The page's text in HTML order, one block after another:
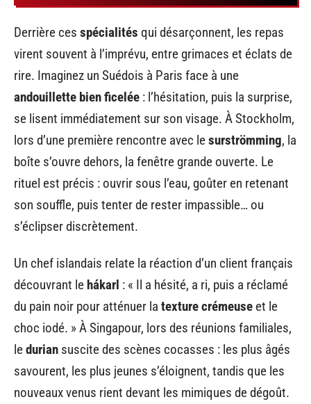
Derrière ces spécialités qui désarçonnent, les repas
virent souvent à l’imprévu, entre grimaces et éclats de
rire. Imaginez un Suédois à Paris face à une
andouillette bien ficelée : l’hésitation, puis la surprise,
se lisent immédiatement sur son visage. À Stockholm,
lors d’une première rencontre avec lesurströmming, la
boîte s’ouvre dehors, la fenêtre grande ouverte. Le
rituel est précis : ouvrir sous l’eau, goûter en retenant
son souffle, puis tenter de rester impassible… ou
s’éclipser discrètement.
Un chef islandais relate la réaction d’un client français
découvrant le hákarl : « Il a hésité, a ri, puis a réclamé
du pain noir pour atténuer la texture crémeuse et le
choc iodé. » À Singapour, lors des réunions familiales,
ledurian suscite des scènes cocasses : les plus âgés
savourent, les plus jeunes s’éloignent, tandis que les
nouveaux venus rient devant les mimiques de dégoût.